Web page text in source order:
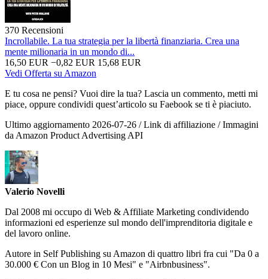
370 Recensioni
Incrollabile. La tua strategia per la libertà finanziaria. Crea una
mente milionaria in un mondo di...
16,50 EUR −0,82 EUR 15,68 EUR
Vedi Offerta su Amazon
E tu cosa ne pensi? Vuoi dire la tua? Lascia un commento, metti mi
piace, oppure condividi quest’articolo su Faebook se ti è piaciuto.
Ultimo aggiornamento 2026-07-26 / Link di affiliazione / Immagini
da Amazon Product Advertising API
Valerio Novelli
Dal 2008 mi occupo di Web & Affiliate Marketing condividendo
informazioni ed esperienze sul mondo dell'imprenditoria digitale e
del lavoro online.
Autore in Self Publishing su Amazon di quattro libri fra cui "Da 0 a
30.000 € Con un Blog in 10 Mesi" e "Airbnbusiness".